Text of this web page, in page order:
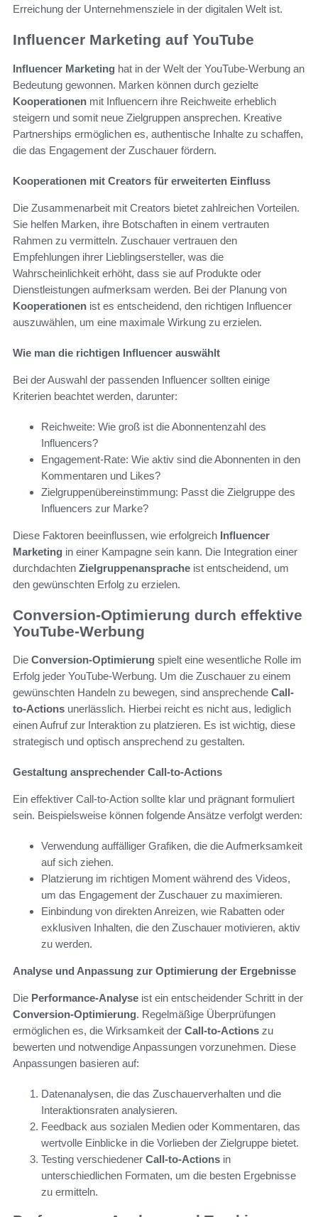
Erreichung der Unternehmensziele in der digitalen Welt ist.
Influencer Marketing auf YouTube
Influencer Marketing hat in der Welt der YouTube-Werbung an
Bedeutung gewonnen. Marken können durch gezielte
Kooperationen mit Influencern ihre Reichweite erheblich
steigern und somit neue Zielgruppen ansprechen. Kreative
Partnerships ermöglichen es, authentische Inhalte zu schaffen,
die das Engagement der Zuschauer fördern.
Kooperationen mit Creators für erweiterten Einfluss
Die Zusammenarbeit mit Creators bietet zahlreichen Vorteilen.
Sie helfen Marken, ihre Botschaften in einem vertrauten
Rahmen zu vermitteln. Zuschauer vertrauen den
Empfehlungen ihrer Lieblingsersteller, was die
Wahrscheinlichkeit erhöht, dass sie auf Produkte oder
Dienstleistungen aufmerksam werden. Bei der Planung von
Kooperationen ist es entscheidend, den richtigen Influencer
auszuwählen, um eine maximale Wirkung zu erzielen.
Wie man die richtigen Influencer auswählt
Bei der Auswahl der passenden Influencer sollten einige
Kriterien beachtet werden, darunter:
Reichweite: Wie groß ist die Abonnentenzahl des
Influencers?
Engagement-Rate: Wie aktiv sind die Abonnenten in den
Kommentaren und Likes?
Zielgruppenübereinstimmung: Passt die Zielgruppe des
Influencers zur Marke?
Diese Faktoren beeinflussen, wie erfolgreich Influencer
Marketing in einer Kampagne sein kann. Die Integration einer
durchdachten Zielgruppenansprache ist entscheidend, um
den gewünschten Erfolg zu erzielen.
Conversion-Optimierung durch effektive
YouTube-Werbung
Die Conversion-Optimierung spielt eine wesentliche Rolle im
Erfolg jeder YouTube-Werbung. Um die Zuschauer zu einem
gewünschten Handeln zu bewegen, sind ansprechende Call-
to-Actions unerlässlich. Hierbei reicht es nicht aus, lediglich
einen Aufruf zur Interaktion zu platzieren. Es ist wichtig, diese
strategisch und optisch ansprechend zu gestalten.
Gestaltung ansprechender Call-to-Actions
Ein effektiver Call-to-Action sollte klar und prägnant formuliert
sein. Beispielsweise können folgende Ansätze verfolgt werden:
Verwendung auffälliger Grafiken, die die Aufmerksamkeit
auf sich ziehen.
Platzierung im richtigen Moment während des Videos,
um das Engagement der Zuschauer zu maximieren.
Einbindung von direkten Anreizen, wie Rabatten oder
exklusiven Inhalten, die den Zuschauer motivieren, aktiv
zu werden.
Analyse und Anpassung zur Optimierung der Ergebnisse
Die Performance-Analyse ist ein entscheidender Schritt in der
Conversion-Optimierung. Regelmäßige Überprüfungen
ermöglichen es, die Wirksamkeit der Call-to-Actions zu
bewerten und notwendige Anpassungen vorzunehmen. Diese
Anpassungen basieren auf:
Datenanalysen, die das Zuschauerverhalten und die
Interaktionsraten analysieren.
Feedback aus sozialen Medien oder Kommentaren, das
wertvolle Einblicke in die Vorlieben der Zielgruppe bietet.
Testing verschiedener Call-to-Actions in
unterschiedlichen Formaten, um die besten Ergebnisse
zu ermitteln.